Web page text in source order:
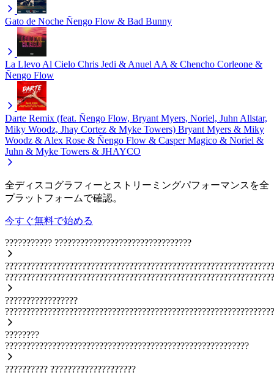
Gato de Noche Ñengo Flow & Bad Bunny
La Llevo Al Cielo Chris Jedi & Anuel AA & Chencho Corleone &
Ñengo Flow
Darte Remix (feat. Ñengo Flow, Bryant Myers, Noriel, Juhn Allstar,
Miky Woodz, Jhay Cortez & Myke Towers) Bryant Myers & Miky
Woodz & Alex Rose & Ñengo Flow & Casper Magico & Noriel &
Juhn & Myke Towers & JHAYCO
全ディスコグラフィーとストリーミングパフォーマンスを全
プラットフォームで確認。
今すぐ無料で始める
??????????? ????????????????????????????????
?????????????????
????????
?????????????????????????????????????????????????????????
?????????? ????????????????????